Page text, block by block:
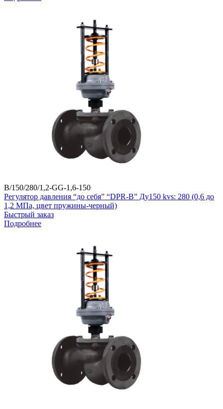
B/150/280/1,2-GG-1,6-150
Регулятор давления “до себя” “DPR-B” Ду150 kvs: 280 (0,6 до
1,2 МПа, цвет пружины-черный)
Быстрый заказ
Подробнее